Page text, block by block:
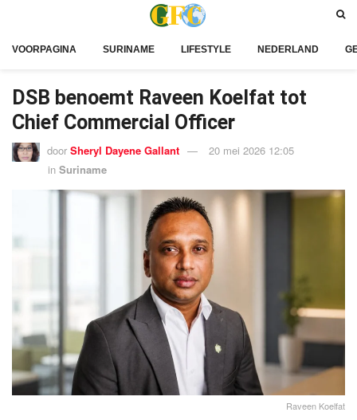
VOORPAGINA SURINAME LIFESTYLE NEDERLAND
DSB benoemt Raveen Koelfat tot
Chief Commercial Officer
door Sheryl Dayene Gallant
20 mei 2026 12:05
in Suriname
Raveen Koelfat